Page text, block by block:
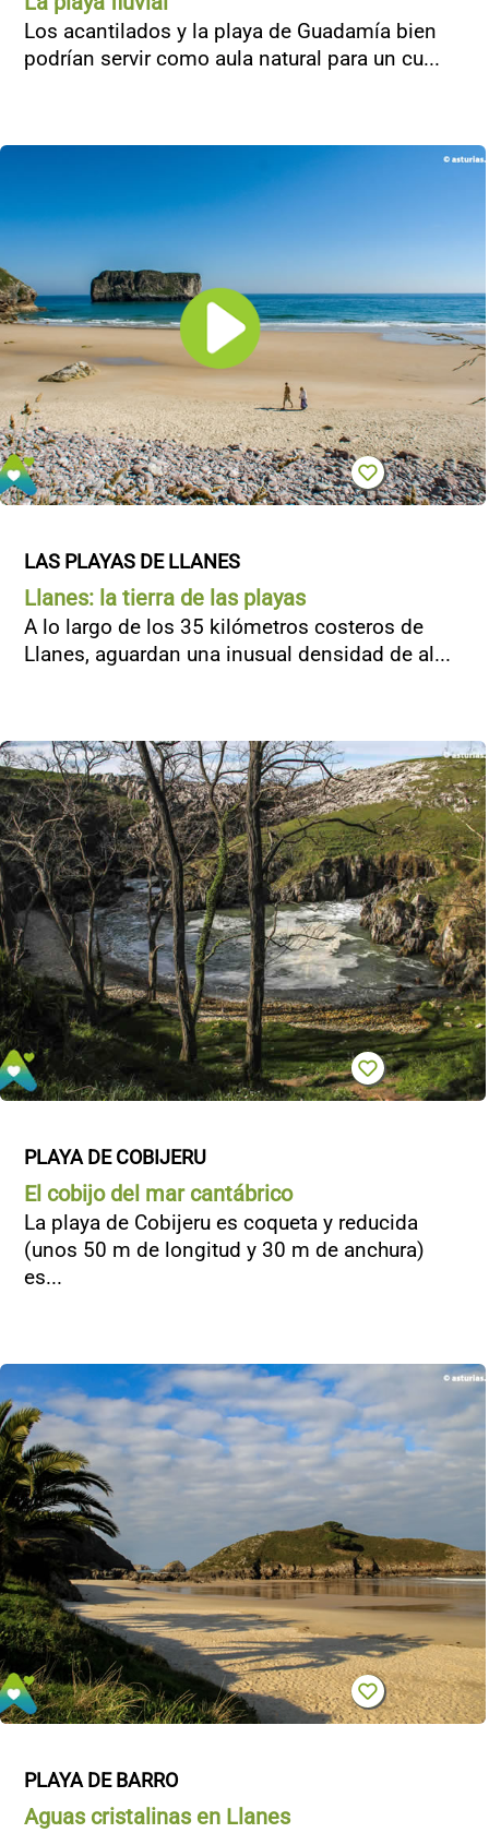
Los acantilados y la playa de Guadamía bien
podrían servir como aula natural para un cu...
LAS PLAYAS DE LLANES
Llanes: la tierra de las playas
A lo largo de los 35 kilómetros costeros de
Llanes, aguardan una inusual densidad de al...
PLAYA DE COBIJERU
El cobijo del mar cantábrico
La playa de Cobijeru es coqueta y reducida
(unos 50 m de longitud y 30 m de anchura)
es...
PLAYA DE BARRO
Aguas cristalinas en Llanes